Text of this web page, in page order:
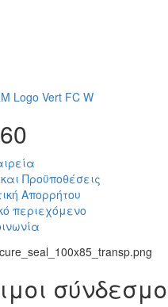
Προϋποθέσεις
Απορρήτου
περιεχόμενο